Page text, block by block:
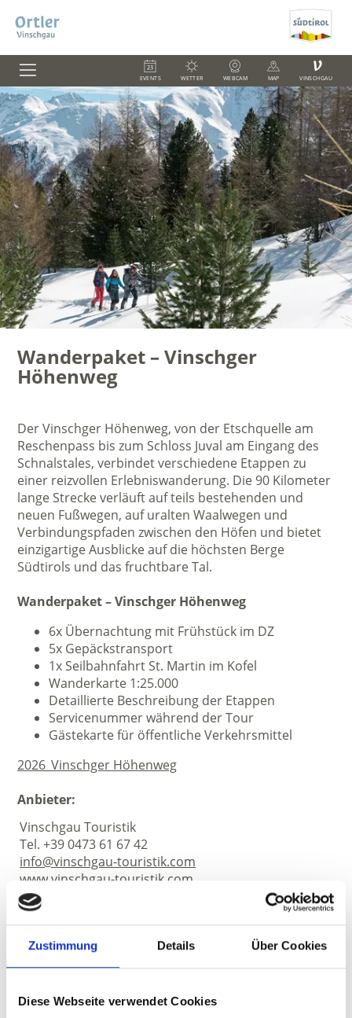
Zustimmung Details Über Cookies
Diese Webseite verwendet Cookies
EVENTS WETTER WEBCAM MAP
V
VINSCHGAU
Wanderpaket – Vinschger
Höhenweg
Der Vinschger Höhenweg, von der Etschquelle am
Reschenpass bis zum Schloss Juval am Eingang des
Schnalstales, verbindet verschiedene Etappen zu
einer reizvollen Erlebniswanderung. Die 90 Kilometer
lange Strecke verläuft auf teils bestehenden und
neuen Fußwegen, auf uralten Waalwegen und
Verbindungspfaden zwischen den Höfen und bietet
einzigartige Ausblicke auf die höchsten Berge
Südtirols und das fruchtbare Tal.
Wanderpaket – Vinschger Höhenweg
6x Übernachtung mit Frühstück im DZ
5x Gepäckstransport
1x Seilbahnfahrt St. Martin im Kofel
Wanderkarte 1:25.000
Detaillierte Beschreibung der Etappen
Servicenummer während der Tour
Gästekarte für öffentliche Verkehrsmittel
2026_Vinschger Höhenweg
Anbieter:
Vinschgau Touristik
Tel. +39 0473 61 67 42
info@vinschgau-touristik.com
www.vinschgau-touristik.com